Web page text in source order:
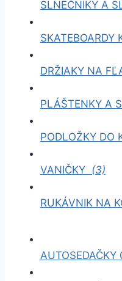
SLNEČNÍKY A
SKATEBOARDY
DRŽIAKY NA
PLÁŠTENKY A
PODLOŽKY DO
VANIČKY (3)
RUKÁVNIK NA